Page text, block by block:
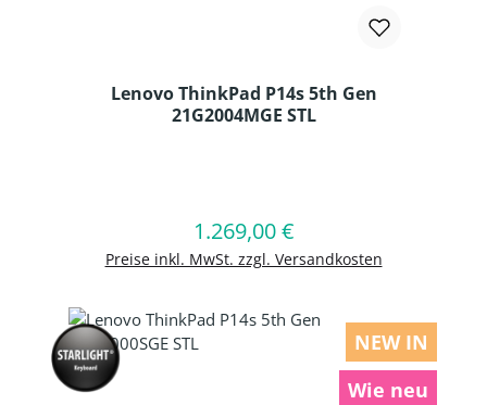
Lenovo ThinkPad P14s 5th Gen
21G2004MGE STL
Regulärer Preis:
1.269,00 €
Preise inkl. MwSt. zzgl. Versandkosten
In den Warenkorb
NEW IN
Wie neu